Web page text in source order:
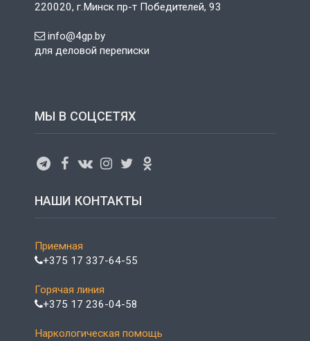
220020, г.Минск пр-т Победителей, 93
info@4gp.by
для деловой переписки
МЫ В СОЦСЕТЯХ
НАШИ КОНТАКТЫ
Приемная
+375 17 337-64-55
Горячая линия
+375 17 236-04-58
Наркологическая помощь